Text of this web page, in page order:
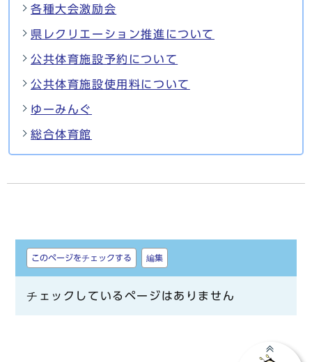
各種大会激励会
県レクリエーション推進について
公共体育施設予約について
公共体育施設使用料について
ゆーみんぐ
総合体育館
しおり
このページをチェックする 編集
チェックしているページはありません